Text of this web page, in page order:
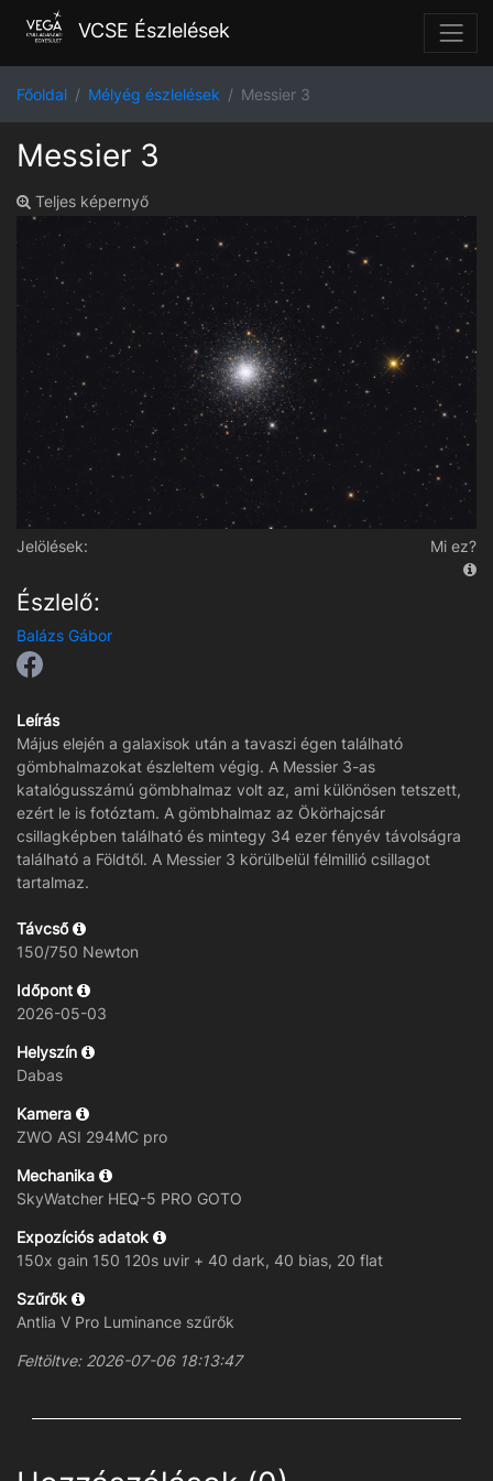
VCSE Észlelések
Főoldal Mélyég észlelések Messier 3
Messier 3
Teljes képernyő
Jelölések: Mi ez?
Észlelő:
Balázs Gábor
Leírás
Május elején a galaxisok után a tavaszi égen található
gömbhalmazokat észleltem végig. A Messier 3-as
katalógusszámú gömbhalmaz volt az, ami különösen tetszett,
ezért le is fotóztam. A gömbhalmaz az Ökörhajcsár
csillagképben található és mintegy 34 ezer fényév távolságra
található a Földtől. A Messier 3 körülbelül félmillió csillagot
tartalmaz.
Távcső
150/750 Newton
Időpont
2026-05-03
Helyszín
Dabas
Kamera
ZWO ASI 294MC pro
Mechanika
SkyWatcher HEQ-5 PRO GOTO
Expozíciós adatok
150x gain 150 120s uvir + 40 dark, 40 bias, 20 flat
Szűrők
Antlia V Pro Luminance szűrők
Feltöltve: 2026-07-06 18:13:47